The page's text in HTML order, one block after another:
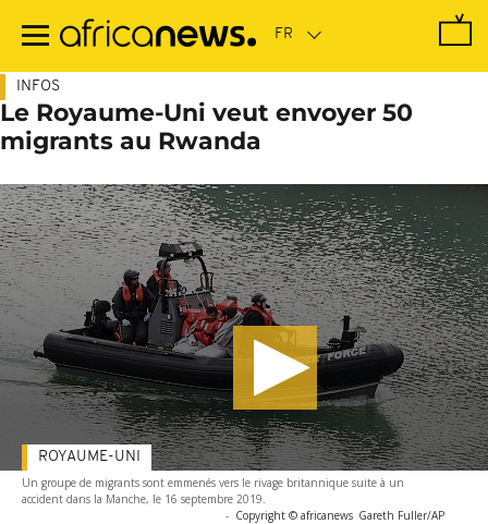
contenu
INFOS
Le Royaume-Uni veut envoyer 50
migrants au Rwanda
Un groupe de migrants sont emmenés vers le rivage britannique suite à un
accident dans la Manche, le 16 septembre 2019.
- Copyright © africanews Gareth Fuller/AP
ROYAUME-UNI